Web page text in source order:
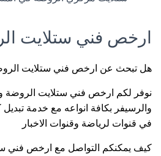
ارخص فني ستلايت
هل تبحث عن ارخص فني ستلايت
نوفر لكم ارخص فني ستلايت الروضة
والرسيفر بكافة انواعه مع خدمة تبديل
في قنوات لرياضة وقنوات الاخبار
كيف يمكنكم التواصل مع ارخص فني